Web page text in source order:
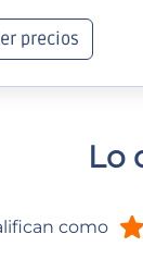
precios
Lo
como